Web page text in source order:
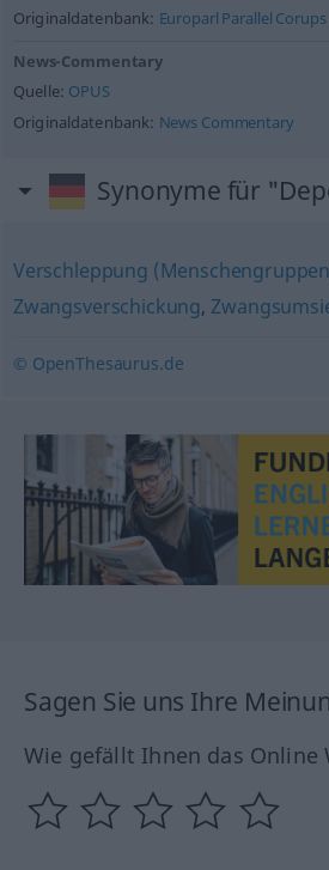
Originaldatenbank: Europarl Parallel Corups
News-Commentary
Quelle: OPUS
Originaldatenbank: News Commentary
Synonyme für
Verschleppung
Zwangsverschickung,
© OpenThesaurus.de
Sagen Sie uns Ihre
Wie gefällt Ihnen das Online